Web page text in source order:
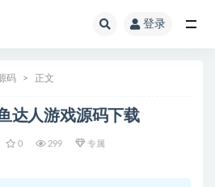
登录
码 正文
达人游戏源码下载
0 299 专属